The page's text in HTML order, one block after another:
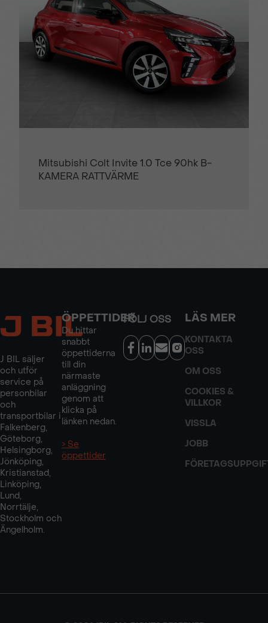
Mitsubishi Colt Invite 1.0 Tce 90hk B-
KAMERA RATTVÄRME
J BIL säljer
och utför
service på
personbilar
och
transportbilar i
Falkenberg,
Göteborg,
Helsingborg,
Jönköping,
Kristianstad,
Linköping,
Lund,
Norrtälje,
Stockholm och
Ängelholm.
ÖPPETTIDER
Du hittar
snabbt
öppettiderna
till din
närmaste
anläggning
genom att
klicka på
länken nedan.
> Se
öppettider
FÖLJ OSS LÄS MER
KONTAKTA
OSS
OM OSS
COOKIES &
VILLKOR
VISSLA
JOBB